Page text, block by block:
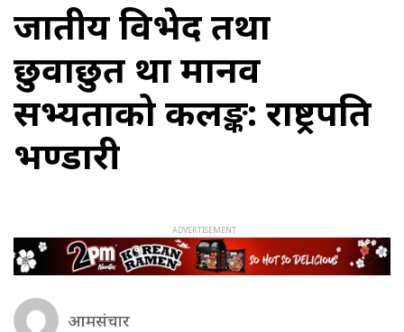
जातीय विभेद तथा
छुवाछुत प्रथा मानव
सभ्यताको कलङ्क: राष्ट्रपति
भण्डारी
आमसंचार